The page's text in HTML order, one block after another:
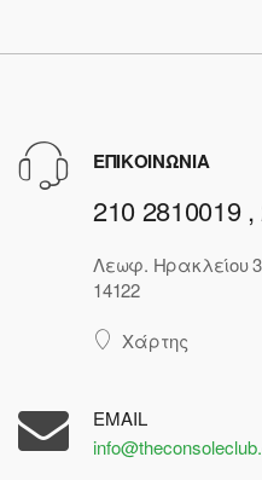
ΕΠΙΚΟΙΝΩΝΙΑ
210 2810019
Λεωφ. Ηρακλείου
14122
Χάρτης
EMAIL